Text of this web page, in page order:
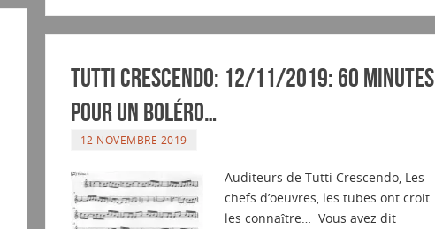
Tutti Crescendo: 12/11/2019: 60 minutes
pour un boléro…
12 NOVEMBRE 2019
Auditeurs de Tutti Crescendo, Les
chefs d’oeuvres, les tubes ont croit
les connaître… Vous avez dit